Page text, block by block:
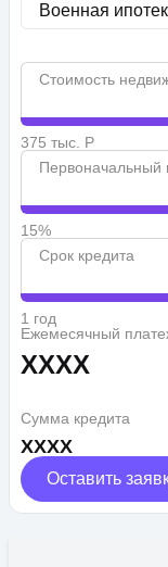
Военная
Стоимость
375 тыс. Р
Первоначальный
15%
Срок кредита
1 год
Ежемесячный
XXXX
Сумма кредита
XXXX
Оставить